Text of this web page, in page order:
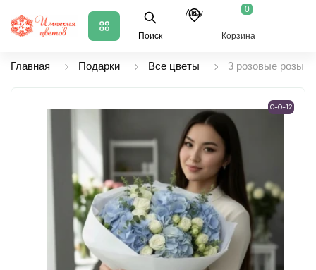
Поиск
Аксу 0
Корзина
Главная Подарки Все цветы 3 розовые розы
0-0-12